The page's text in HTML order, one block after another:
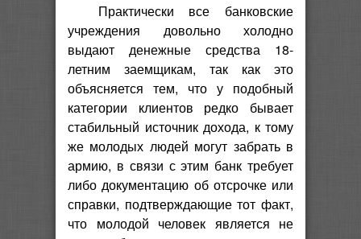
Практически все банковские
учреждения довольно холодно
выдают денежные средства 18-
летним заемщикам, так как это
объясняется тем, что у подобный
категории клиентов редко бывает
стабильный источник дохода, к тому
же молодых людей могут забрать в
армию, в связи с этим банк требует
либо документацию об отсрочке или
справки, подтверждающие тот факт,
что молодой человек является не